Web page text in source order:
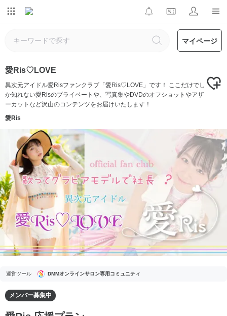
マイページ
愛Ris♡LOVE
異次元アイドル愛Risファンクラブ「愛Ris♡LOVE」です！ ここだけでし
か知れない愛Risのプライベートや、写真集やDVDのオフショットやアザ
ーカットなど沢山のコンテンツをお届けいたします！
愛Ris
運営ツール DMMオンラインサロン専用コミュニティ
メンバー募集中